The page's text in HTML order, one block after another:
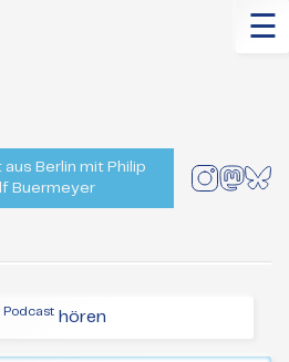
☰
Berlin mit Philip
Buermeyer
Podcasthören